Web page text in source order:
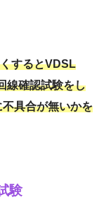
するとVDSL
線確認試験をし
具合が無いかを
験